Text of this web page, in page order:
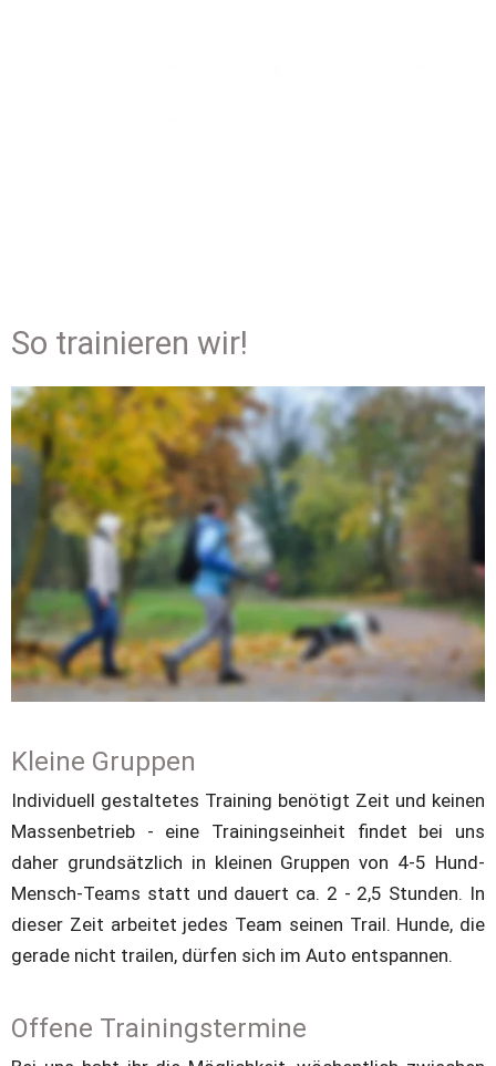
So trainieren wir!
Individuelle, auf das jeweilige
Ausbildungsniveau des Hundes
abgestimmte Trails
...sind das Kernstück unseres Trainings. Nur, wenn die
Anforderungen und der Schwierigkeitsgrad eines Trails
an das jeweilige Team angepasst sind, können Über- und
Unterforderung vermieden und ein Lernzuwachs erreicht
werden.
Kleine Gruppen
Individuell gestaltetes Training benötigt Zeit und keinen
Massenbetrieb - eine Trainingseinheit findet bei uns
daher grundsätzlich in kleinen Gruppen von 4-5 Hund-
Mensch-Teams statt und dauert ca. 2 - 2,5 Stunden. In
dieser Zeit arbeitet jedes Team seinen Trail. Hunde, die
gerade nicht trailen, dürfen sich im Auto entspannen.
Offene Trainingstermine